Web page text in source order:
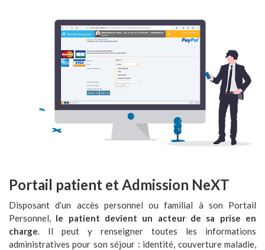
Portail patient et Admission NeXT
Disposant d’un accès personnel ou familial à son Portail
Personnel, le patient devient un acteur de sa prise en
charge. Il peut y renseigner toutes les informations
administratives pour son séjour : identité, couverture maladie,